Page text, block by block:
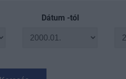
Dátum -tól